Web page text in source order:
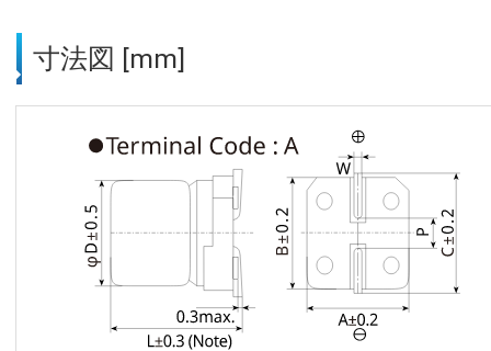
寸法図 [mm]